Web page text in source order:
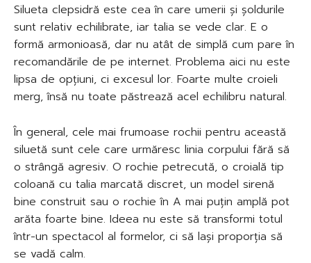
Silueta clepsidră este cea în care umerii și șoldurile
sunt relativ echilibrate, iar talia se vede clar. E o
formă armonioasă, dar nu atât de simplă cum pare în
recomandările de pe internet. Problema aici nu este
lipsa de opțiuni, ci excesul lor. Foarte multe croieli
merg, însă nu toate păstrează acel echilibru natural.
În general, cele mai frumoase rochii pentru această
siluetă sunt cele care urmăresc linia corpului fără să
o strângă agresiv. O rochie petrecută, o croială tip
coloană cu talia marcată discret, un model sirenă
bine construit sau o rochie în A mai puțin amplă pot
arăta foarte bine. Ideea nu este să transformi totul
într-un spectacol al formelor, ci să lași proporția să
se vadă calm.